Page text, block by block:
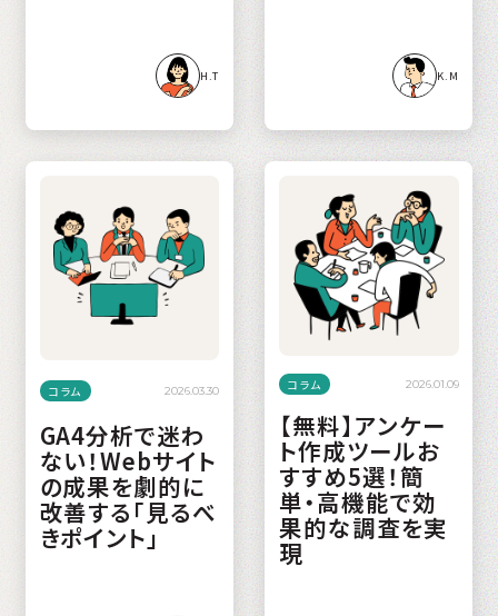
H.T K.M
コラム 2026.03.30
GA4分析で迷わ
ない！Webサイト
の成果を劇的に
改善する「見るべ
きポイント」
コラム 2026.01.09
【無料】アンケー
ト作成ツールお
すすめ5選！簡
単・高機能で効
果的な調査を実
現